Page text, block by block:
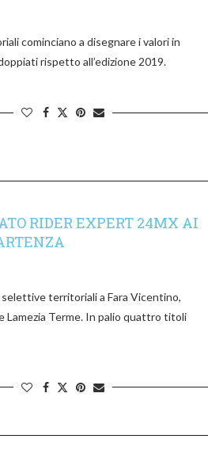
cominciano a disegnare i valori in
rispetto all’edizione 2019.
RIDER EXPERT 24MX AI
selettive territoriali a Fara Vicentino,
Lamezia Terme. In palio quattro titoli